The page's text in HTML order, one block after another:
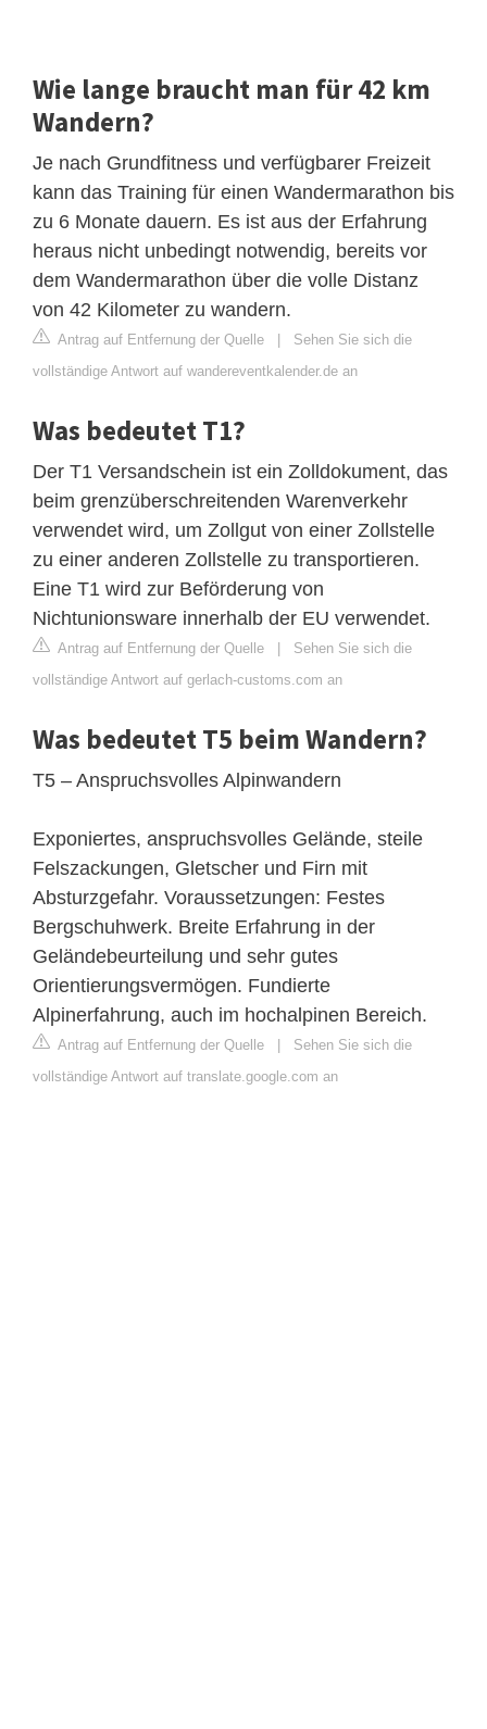
Wie lange braucht man für 42 km
Wandern?
Je nach Grundfitness und verfügbarer Freizeit
kann das Training für einen Wandermarathon bis
zu 6 Monate dauern. Es ist aus der Erfahrung
heraus nicht unbedingt notwendig, bereits vor
dem Wandermarathon über die volle Distanz
von 42 Kilometer zu wandern.
Antrag auf Entfernung der Quelle | Sehen Sie sich die
vollständige Antwort auf wandereventkalender.de an
Was bedeutet T1?
Der T1 Versandschein ist ein Zolldokument, das
beim grenzüberschreitenden Warenverkehr
verwendet wird, um Zollgut von einer Zollstelle
zu einer anderen Zollstelle zu transportieren.
Eine T1 wird zur Beförderung von
Nichtunionsware innerhalb der EU verwendet.
Antrag auf Entfernung der Quelle | Sehen Sie sich die
vollständige Antwort auf gerlach-customs.com an
Was bedeutet T5 beim Wandern?
T5 – Anspruchsvolles Alpinwandern
Exponiertes, anspruchsvolles Gelände, steile
Felszackungen, Gletscher und Firn mit
Absturzgefahr. Voraussetzungen: Festes
Bergschuhwerk. Breite Erfahrung in der
Geländebeurteilung und sehr gutes
Orientierungsvermögen. Fundierte
Alpinerfahrung, auch im hochalpinen Bereich.
Antrag auf Entfernung der Quelle | Sehen Sie sich die
vollständige Antwort auf translate.google.com an